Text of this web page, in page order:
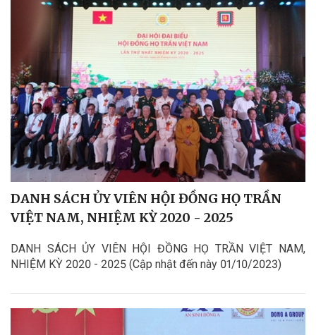
DANH SÁCH ỦY VIÊN HỘI ĐỒNG HỌ TRẦN
VIỆT NAM, NHIỆM KỲ 2020 - 2025
DANH SÁCH ỦY VIÊN HỘI ĐỒNG HỌ TRẦN VIỆT NAM,
NHIỆM KỲ 2020 - 2025 (Cập nhật đến này 01/10/2023)